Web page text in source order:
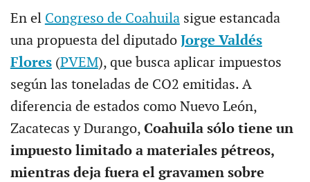
En el Congreso de Coahuilasigue estancada
una propuesta del diputado Jorge Valdés
Flores (PVEM), que busca aplicar impuestos
según las toneladas de CO2 emitidas. A
diferencia de estados como Nuevo León,
Zacatecas y Durango, Coahuila sólo tiene un
impuesto limitado a materiales pétreos,
mientras deja fuera el gravamen sobre